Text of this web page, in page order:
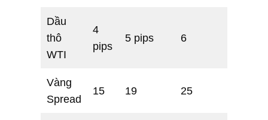
Dầu
thô
WTI
4
pips
5 pips 6
Vàng
Spread
15 19 25